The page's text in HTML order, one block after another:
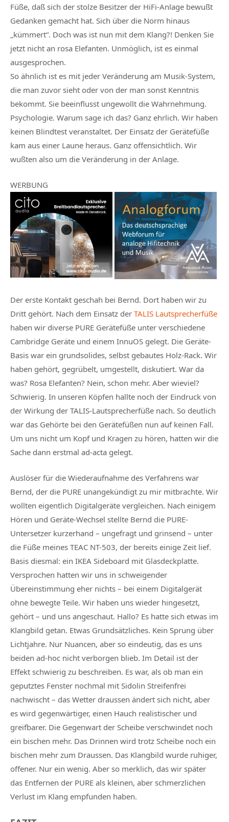
Füße, daß sich der stolze Besitzer der HiFi-Anlage bewußt
Gedanken gemacht hat. Sich über die Norm hinaus
„kümmert“. Doch was ist nun mit dem Klang?! Denken Sie
jetzt nicht an rosa Elefanten. Unmöglich, ist es einmal
ausgesprochen.
So ähnlich ist es mit jeder Veränderung am Musik-System,
die man zuvor sieht oder von der man sonst Kenntnis
bekommt. Sie beeinflusst ungewollt die Wahrnehmung.
Psychologie. Warum sage ich das? Ganz ehrlich. Wir haben
keinen Blindtest veranstaltet. Der Einsatz der Gerätefüße
kam aus einer Laune heraus. Ganz offensichtlich. Wir
wußten also um die Veränderung in der Anlage.
WERBUNG
Der erste Kontakt geschah bei Bernd. Dort haben wir zu
Dritt gehört. Nach dem Einsatz der TALIS Lautsprecherfüße
haben wir diverse PURE Gerätefüße unter verschiedene
Cambridge Geräte und einem InnuOS gelegt. Die Geräte-
Basis war ein grundsolides, selbst gebautes Holz-Rack. Wir
haben gehört, gegrübelt, umgestellt, diskutiert. War da
was? Rosa Elefanten? Nein, schon mehr. Aber wieviel?
Schwierig. In unseren Köpfen hallte noch der Eindruck von
der Wirkung der TALIS-Lautsprecherfüße nach. So deutlich
war das Gehörte bei den Gerätefüßen nun auf keinen Fall.
Um uns nicht um Kopf und Kragen zu hören, hatten wir die
Sache dann erstmal ad-acta gelegt.
Auslöser für die Wiederaufnahme des Verfahrens war
Bernd, der die PURE unangekündigt zu mir mitbrachte. Wir
wollten eigentlich Digitalgeräte vergleichen. Nach einigem
Hören und Geräte-Wechsel stellte Bernd die PURE-
Untersetzer kurzerhand – ungefragt und grinsend – unter
die Füße meines TEAC NT-503, der bereits einige Zeit lief.
Basis diesmal: ein IKEA Sideboard mit Glasdeckplatte.
Versprochen hatten wir uns in schweigender
Übereinstimmung eher nichts – bei einem Digitalgerät
ohne bewegte Teile. Wir haben uns wieder hingesetzt,
gehört – und uns angeschaut. Hallo? Es hatte sich etwas im
Klangbild getan. Etwas Grundsätzliches. Kein Sprung über
Lichtjahre. Nur Nuancen, aber so eindeutig, das es uns
beiden ad-hoc nicht verborgen blieb. Im Detail ist der
Effekt schwierig zu beschreiben. Es war, als ob man ein
geputztes Fenster nochmal mit Sidolin Streifenfrei
nachwischt – das Wetter draussen ändert sich nicht, aber
es wird gegenwärtiger, einen Hauch realistischer und
greifbarer. Die Gegenwart der Scheibe verschwindet noch
ein bischen mehr. Das Drinnen wird trotz Scheibe noch ein
bischen mehr zum Draussen. Das Klangbild wurde ruhiger,
offener. Nur ein wenig. Aber so merklich, das wir später
das Entfernen der PURE als kleinen, aber schmerzlichen
Verlust im Klang empfunden haben.